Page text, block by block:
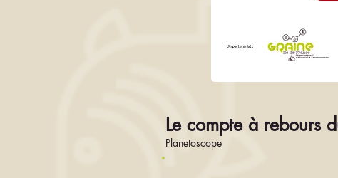
Le compte à rebours
Planetoscope